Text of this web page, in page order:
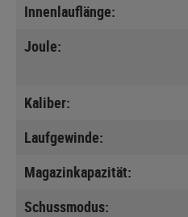
Innenlauflänge:
Joule:
Kaliber:
Laufgewinde:
Magazinkapazität:
Schussmodus: